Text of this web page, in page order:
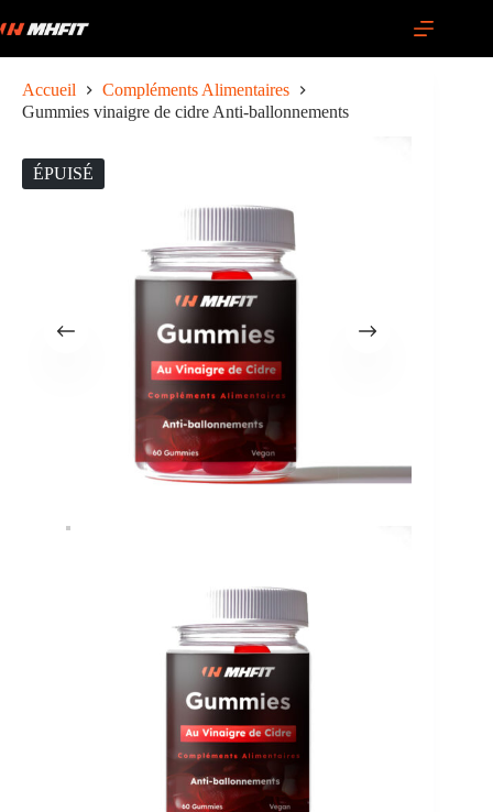
au
Accueil
Compléments Alimentaires
Gummies vinaigre de cidre Anti-ballonnements
ÉPUISÉ